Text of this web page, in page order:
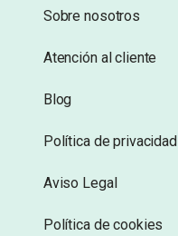
Sobre nosotros
Atención al cliente
Blog
Política de privacidad
Aviso Legal
Política de cookies